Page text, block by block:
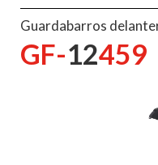
Guardabarros
GF-12459